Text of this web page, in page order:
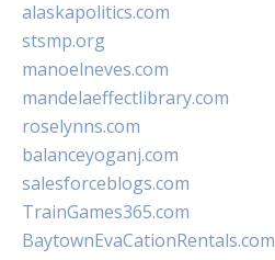
alaskapolitics.com
stsmp.org
manoelneves.com
mandelaeffectlibrary.com
roselynns.com
balanceyoganj.com
salesforceblogs.com
TrainGames365.com
BaytownEvaCationRentals.com